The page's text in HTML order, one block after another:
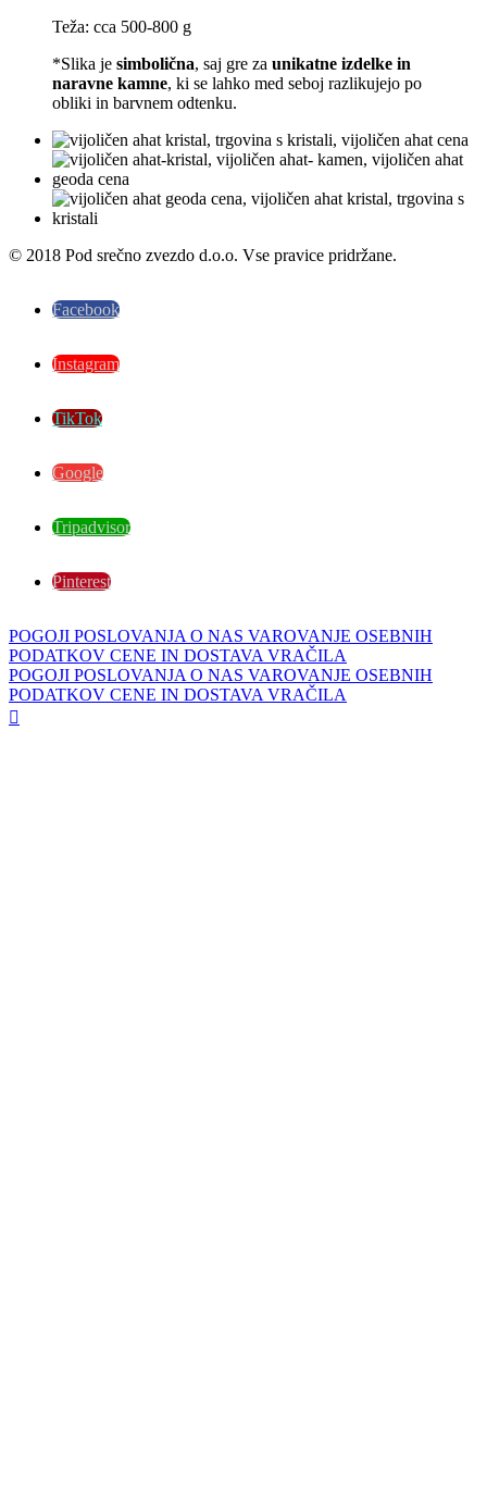
Teža: cca 500-800 g
*Slika je simbolična, saj gre za unikatne izdelke in
naravne kamne, ki se lahko med seboj razlikujejo po
obliki in barvnem odtenku.
© 2018 Pod srečno zvezdo d.o.o. Vse pravice pridržane.
Facebook
Instagram
TikTok
Google
Tripadvisor
Pinterest
POGOJI POSLOVANJA O NAS VAROVANJE OSEBNIH
PODATKOV CENE IN DOSTAVA VRAČILA
POGOJI POSLOVANJA O NAS VAROVANJE OSEBNIH
PODATKOV CENE IN DOSTAVA VRAČILA
